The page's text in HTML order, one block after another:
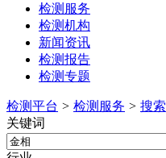
检测服务
检测机构
新闻资讯
检测报告
检测专题
检测平台 > 检测服务 > 搜索
关键词